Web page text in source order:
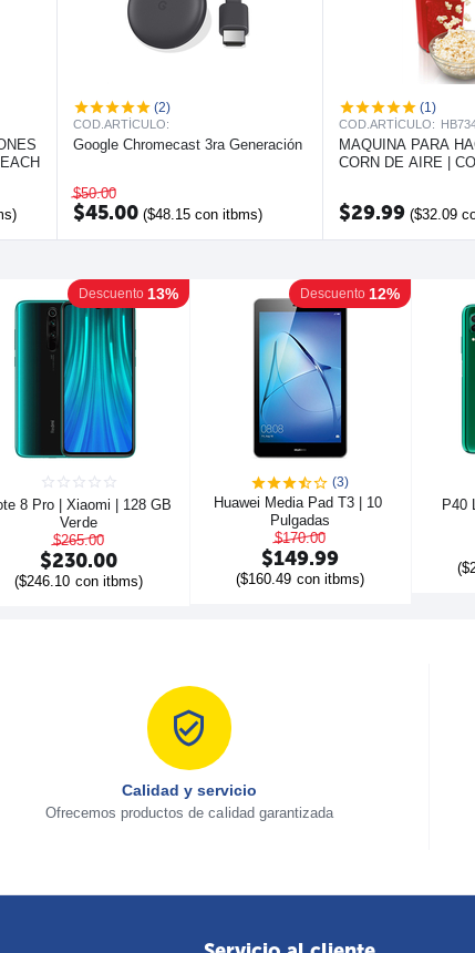
(2)
COD.ARTÍCULO:
Google Chromecast 3ra Generación
$50.00
$45.00 ($48.15 con itbms)
(1)
COD.ARTÍCULO:
MAQUINA PARA
CORN DE AIRE |
$29.99 ($32.09
Descuento 13%
8 Pro | Xiaomi | 128 GB
Verde
$265.00
$230.00
($246.10 con itbms)
Descuento 12%
(3)
Huawei Media Pad T3 | 10
Pulgadas
$170.00
$149.99
($160.49 con itbms)
P40
($
Calidad y servicio
Ofrecemos productos de calidad garantizada